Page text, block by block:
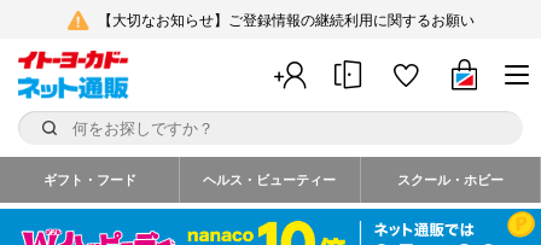
【大切なお知らせ】ご登録情報の継続利用に関するお願い
ギフト・フード ヘルス・ビューティー スクール・ホビー